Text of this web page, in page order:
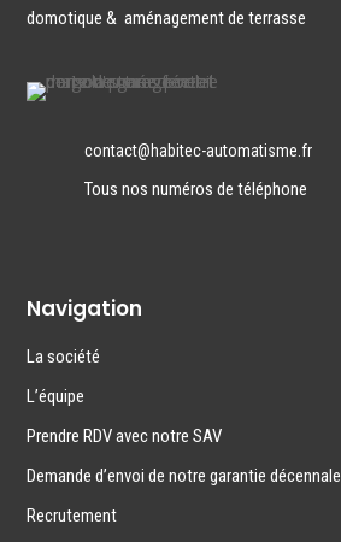
domotique & aménagement de terrasse
contact@habitec-automatisme.fr
Tous nos numéros de téléphone
Navigation
La société
L’équipe
Prendre RDV avec notre SAV
Demande d’envoi de notre garantie décennale
Recrutement